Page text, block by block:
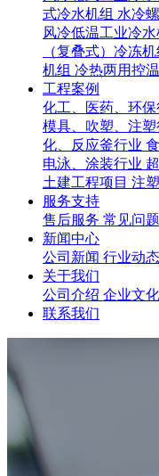
式冷水机组 水冷
风冷低温工业冷水
（复叠式）冷冻机
机组 冷热两用控
工程案例
化工、医药、环保
模具、吹塑、注塑
化、反应釜行业
电泳、涂装行业
土建工程项目 注
服务支持
售后服务 常见问题
新闻中心
公司新闻 行业动态
关于我们
公司介绍 企业文化
联系我们